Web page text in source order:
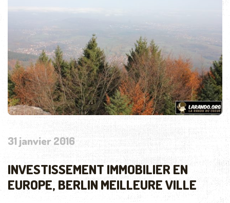
31 janvier 2016
INVESTISSEMENT IMMOBILIER EN
EUROPE, BERLIN MEILLEURE VILLE